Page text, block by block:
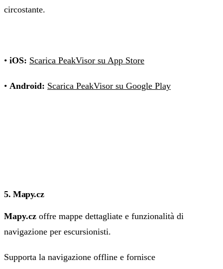
circostante.
• iOS: Scarica PeakVisor su App Store
• Android: Scarica PeakVisor su Google Play
5. Mapy.cz
Mapy.cz offre mappe dettagliate e funzionalità di
navigazione per escursionisti.
Supporta la navigazione offline e fornisce